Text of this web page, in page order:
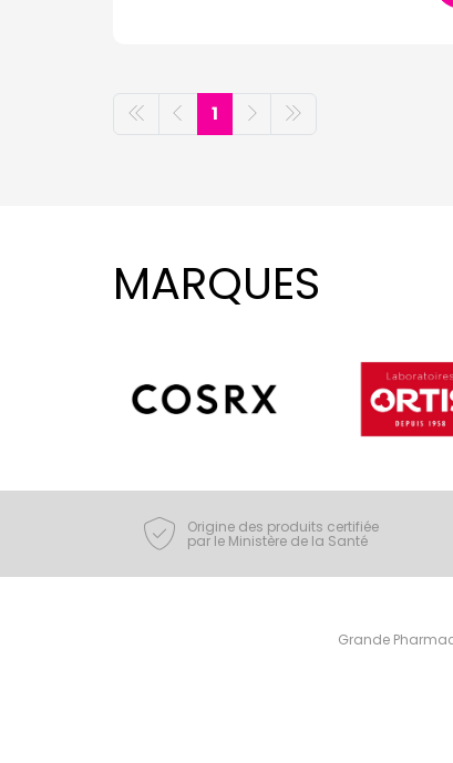
1
MARQUES
Origine des produits certifiée
par le Ministère de la Santé
Grande